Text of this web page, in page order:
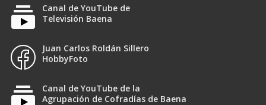
Canal de YouTube de
Televisión Baena
Juan Carlos Roldán Sillero
HobbyFoto
Canal de YouTube de la
Agrupación de Cofradías de Baena